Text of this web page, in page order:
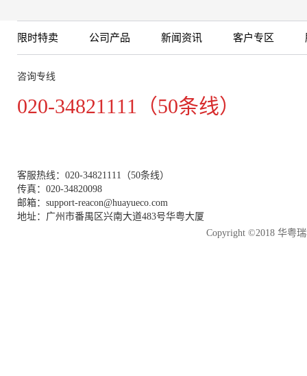
细胞培养瓶
More
限时特卖 公司产品 新闻资讯 客户专区
咨询专线
020-34821111（50条线）
客服热线：020-34821111（50条线）
传真：020-34820098
邮箱：support-reacon@huayueco.com
地址：广州市番禺区兴南大道483号华粤大厦
Copyright ©2018 华粤